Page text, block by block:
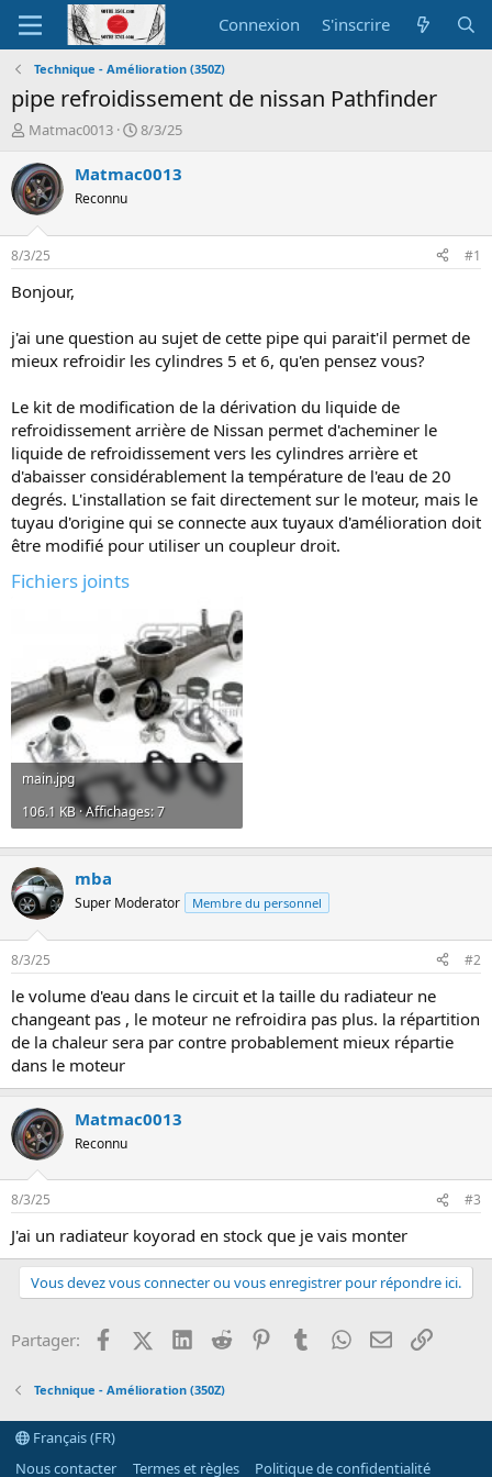
Connexion S'inscrire
Technique - Amélioration (350Z)
pipe refroidissement de nissan Pathfinder
A
t
e
u
r
d
e
l
i
s
u
s
i
o
n
Matmac0013
D
t
é
8/3/25
Matmac0013
Reconnu
8/3/25 #1
Bonjour,
j'ai une question au sujet de cette pipe qui parait'il permet de
mieux refroidir les cylindres 5 et 6, qu'en pensez vous?
Le kit de modification de la dérivation du liquide de
refroidissement arrière de Nissan permet d'acheminer le
liquide de refroidissement vers les cylindres arrière et
d'abaisser considérablement la température de l'eau de 20
degrés. L'installation se fait directement sur le moteur, mais le
tuyau d'origine qui se connecte aux tuyaux d'amélioration doit
être modifié pour utiliser un coupleur droit.
Fichiers joints
main.jpg
106.1 KB · Affichages: 7
mba
Super Moderator Membre du personnel
8/3/25 #2
le volume d'eau dans le circuit et la taille du radiateur ne
changeant pas , le moteur ne refroidira pas plus. la répartition
de la chaleur sera par contre probablement mieux répartie
dans le moteur
Matmac0013
Reconnu
8/3/25 #3
J'ai un radiateur koyorad en stock que je vais monter
Vous devez vous connecter ou vous enregistrer pour répondre ici.
Partager: FacebookX (Twitter)
LinkedInReddit PinterestTumblrWhatsApp
EmailLien
Technique - Amélioration (350Z)
Français (FR)
Nous contacter
Termes et règles Politique de confidentialité